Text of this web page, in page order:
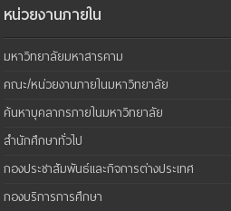
หน่วยงานภายใน
มหาวิทยาลัยมหาสารคาม
คณะ/หน่วยงานภายในมหาวิทยาลัย
ค้นหาบุคลากรภายในมหาวิทยาลัย
สำนักศึกษาทั่วไป
กองประชาสัมพันธ์และกิจการต่างประเทศ
กองบริการการศึกษา